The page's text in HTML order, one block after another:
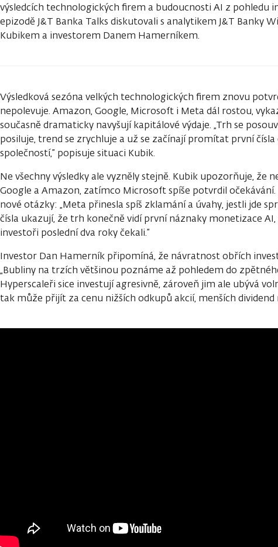
výsledcích technologických firem a budoucnosti AI z pohledu
epizodě J&T Banka Talks diskutovali s analytikem J&T Banky
Kubikem a investorem Danem Hamerníkem.
Výsledková sezóna velkých technologických firem znovu
nepolevuje. Amazon, Google, Microsoft i Meta dál rostou,
současně dramaticky navyšují kapitálové výdaje. „Trh se
posiluje, trend se zrychluje a už se začínají promítat první
společností,” popisuje situaci Kubik.
Ne všechny výsledky ale vyzněly stejně. Kubik upozorňuje, že
Google a Amazon, zatímco Microsoft spíše potvrdil
nové otázky: „Meta přinesla spíš zklamání a úvahy, jestli jde
čísla ukazují, že trh konečně vidí první náznaky monetizace
investoři poslední dva roky čekali.”
Investor Dan Hamerník připomíná, že návratnost obřích
„Bubliny na trzích většinou poznáme až pohledem do
Hyperscaleři sice investují agresivně, zároveň jim ale ubývá
tak může přijít za cenu nižších odkupů akcií, menších dividend